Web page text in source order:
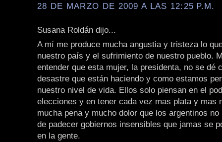
28 DE MARZO DE 2009 A LAS 12:25 P.M.
Susana Roldán dijo...
A mí me produce mucha angustia y tristeza lo
nuestro país y el sufrimiento de nuestro pueblo.
entender que esta mujer, la presidenta, no se dé
desastre que están haciendo y como estamos
nuestro nivel de vida. Ellos solo piensan en el
elecciones y en tener cada vez mas plata y mas
mucha pena y mucho dolor que los argentinos
de padecer gobiernos insensibles que jamas se
en la gente.